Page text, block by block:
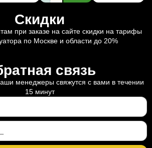
Скидки
при заказе на сайте скидки на тарифы
по Москве и области до 20%
связь
менеджеры свяжутся с вами в течении
15 минут